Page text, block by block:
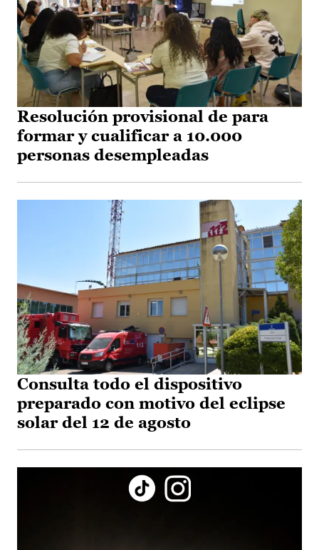
Resolución provisional de para
formar y cualificar a 10.000
personas desempleadas
Consulta todo el dispositivo
preparado con motivo del eclipse
solar del 12 de agosto